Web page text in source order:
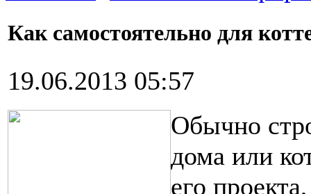
Как самостоятельно для
19.06.2013 05:57
Обычно
дома или
его